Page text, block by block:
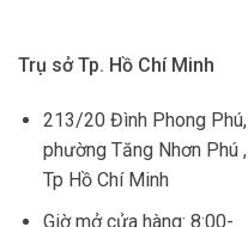
Trụ sở Tp. Hồ Chí Minh
213/20 Đình Phong Phú,
phường Tăng Nhơn Phú ,
Tp Hồ Chí Minh
Giờ mở cửa hàng: 8:00-